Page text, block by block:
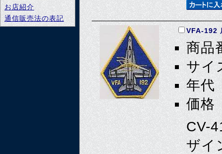
VFA-192
商品
サイ
年代
価格
CV-
ザイ
お店紹介
通信販売法の表記